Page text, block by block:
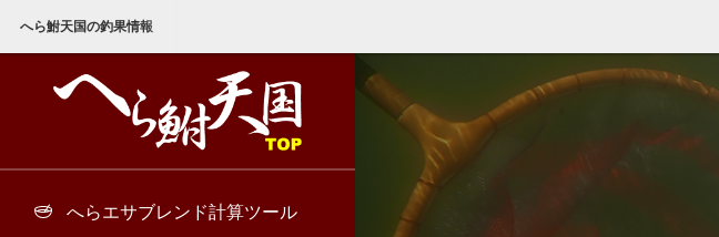
へら鮒天国の釣果情報
へらエサブレンド計算ツール